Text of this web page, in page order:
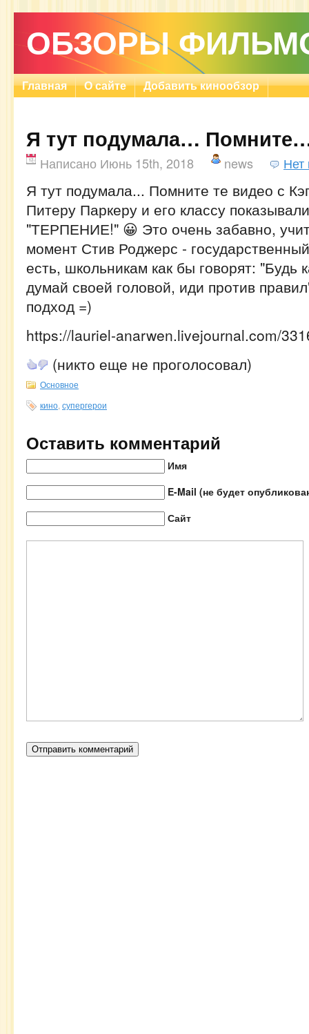
ОБЗОРЫ
Главная О сайте Добавить кинообзор
Я тут подумала…
Написано Июнь 15th, 2018 news Нет
Я тут подумала... Помните те видео с
Питеру Паркеру и его классу
"ТЕРПЕНИЕ!" 😀 Это очень забавно,
момент Стив Роджерс -
есть, школьникам как бы говорят: "Будь
думай своей головой, иди против
подход =)
https://lauriel-anarwen.livejournal.com/
(никто еще не проголосовал)
Основное
кино супергерои
Оставить комментарий
Имя
E-Mail (не будет
Сайт